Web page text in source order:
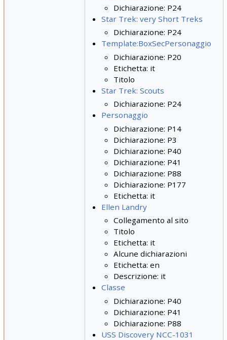
Dichiarazione: P24
Star Trek: very Short Treks
Dichiarazione: P24
Template:BoxSecPersonaggio
Dichiarazione: P20
Etichetta: it
Titolo
Star Trek: Scouts
Dichiarazione: P24
Personaggio
Dichiarazione: P14
Dichiarazione: P3
Dichiarazione: P40
Dichiarazione: P41
Dichiarazione: P88
Dichiarazione: P177
Etichetta: it
Ellen Landry
Collegamento al sito
Titolo
Etichetta: it
Alcune dichiarazioni
Etichetta: en
Descrizione: it
Classe
Dichiarazione: P40
Dichiarazione: P41
Dichiarazione: P88
USS Discovery NCC-1031